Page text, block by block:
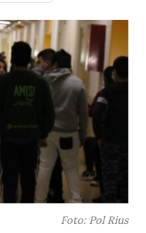
Foto: Pol Rius